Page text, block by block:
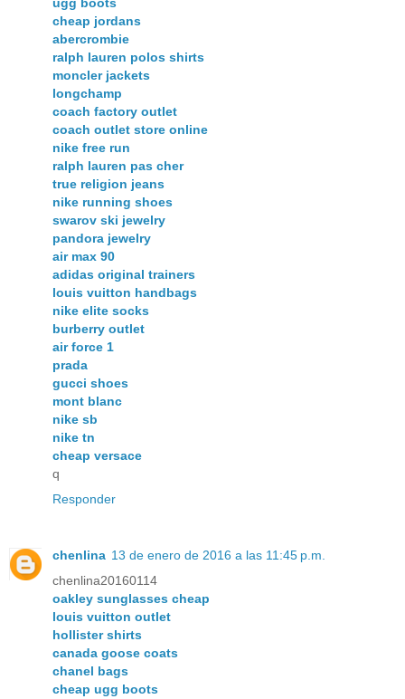
cheap jordans
abercrombie
ralph lauren polos shirts
moncler jackets
longchamp
coach factory outlet
coach outlet store online
nike free run
ralph lauren pas cher
true religion jeans
nike running shoes
swarov ski jewelry
pandora jewelry
air max 90
adidas original trainers
louis vuitton handbags
nike elite socks
burberry outlet
air force 1
prada
gucci shoes
mont blanc
nike sb
nike tn
cheap versace
q
Responder
chenlina 13 de enero de 2016 a las 11:45 p.m.
chenlina20160114
oakley sunglasses cheap
louis vuitton outlet
hollister shirts
canada goose coats
chanel bags
cheap ugg boots